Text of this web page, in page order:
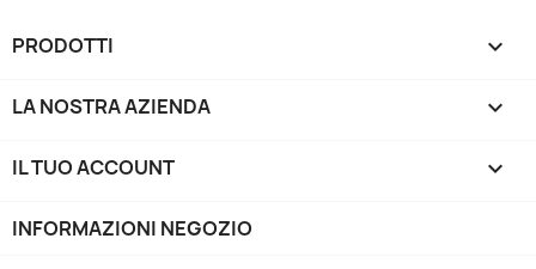
PRODOTTI 
LA NOSTRA AZIENDA 
IL TUO ACCOUNT 
INFORMAZIONI NEGOZIO